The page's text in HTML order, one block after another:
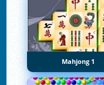
Mahjong 1